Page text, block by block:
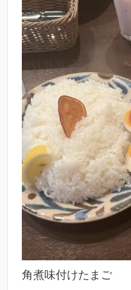
角煮味付けたまご